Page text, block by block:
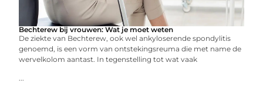
Bechterew bij vrouwen: Wat je moet weten
De ziekte van Bechterew, ook wel ankyloserende spondylitis
genoemd, is een vorm van ontstekingsreuma die met name de
wervelkolom aantast. In tegenstelling tot wat vaak
...